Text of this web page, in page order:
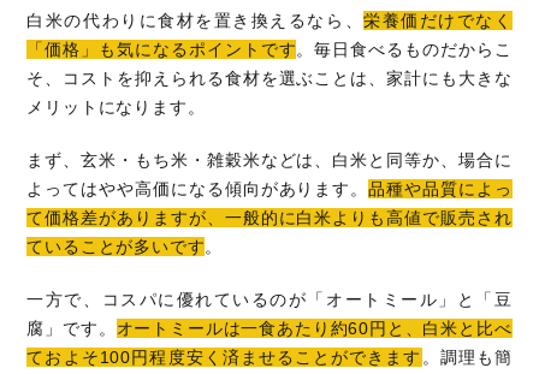
白米の代わりに食材を置き換えるなら、栄養価だけでなく
「価格」も気になるポイントです。毎日食べるものだからこ
そ、コストを抑えられる食材を選ぶことは、家計にも大きな
メリットになります。
まず、玄米・もち米・雑穀米などは、白米と同等か、場合に
よってはやや高価になる傾向があります。品種や品質によっ
て価格差がありますが、一般的に白米よりも高値で販売され
ていることが多いです。
一方で、コスパに優れているのが「オートミール」と「豆
腐」です。 オートミールは一食あたり約60円と、白米と比べ
ておよそ100円程度安く済ませることができます 。調理も簡